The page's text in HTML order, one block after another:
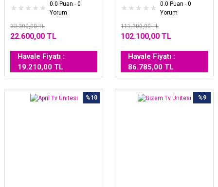
0.0 Puan - 0
Yorum
33.300,00 TL
22.600,00 TL
Havale Fiyatı :
19.210,00 TL
0.0 Puan - 0
Yorum
111.300,00 TL
102.100,00 TL
Havale Fiyatı :
86.785,00 TL
%10 %9